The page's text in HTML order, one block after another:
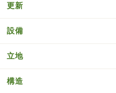
更新
設備
立地
構造